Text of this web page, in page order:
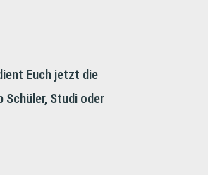
Euch jetzt die
Schüler, Studi oder